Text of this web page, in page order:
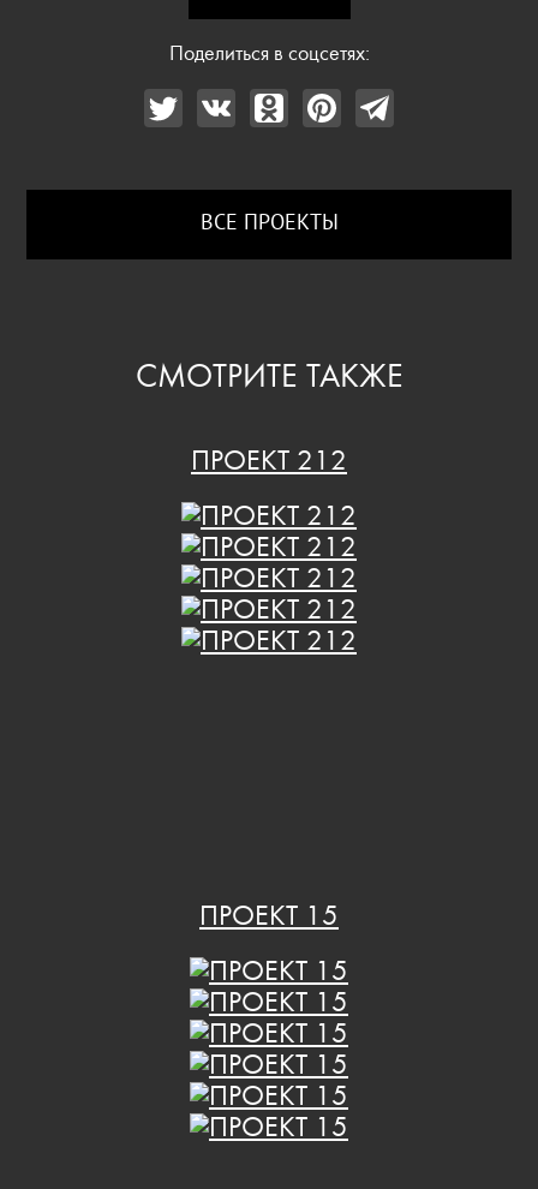
Поделиться в соцсетях:
ВСЕ ПРОЕКТЫ
СМОТРИТЕ ТАКЖЕ
ПРОЕКТ 212
ПРОЕКТ 15